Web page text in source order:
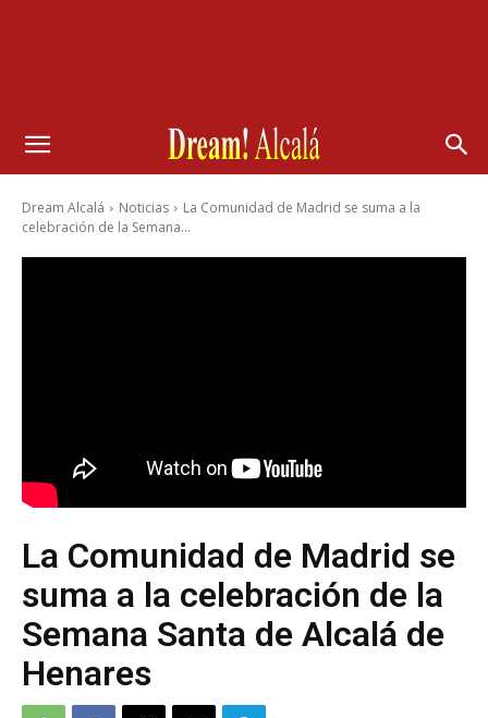
Dream Alcalá Noticias
La Comunidad de Madrid se suma a la
celebración de la Semana...
La Comunidad de Madrid se
suma a la celebración de la
Semana Santa de Alcalá de
Henares